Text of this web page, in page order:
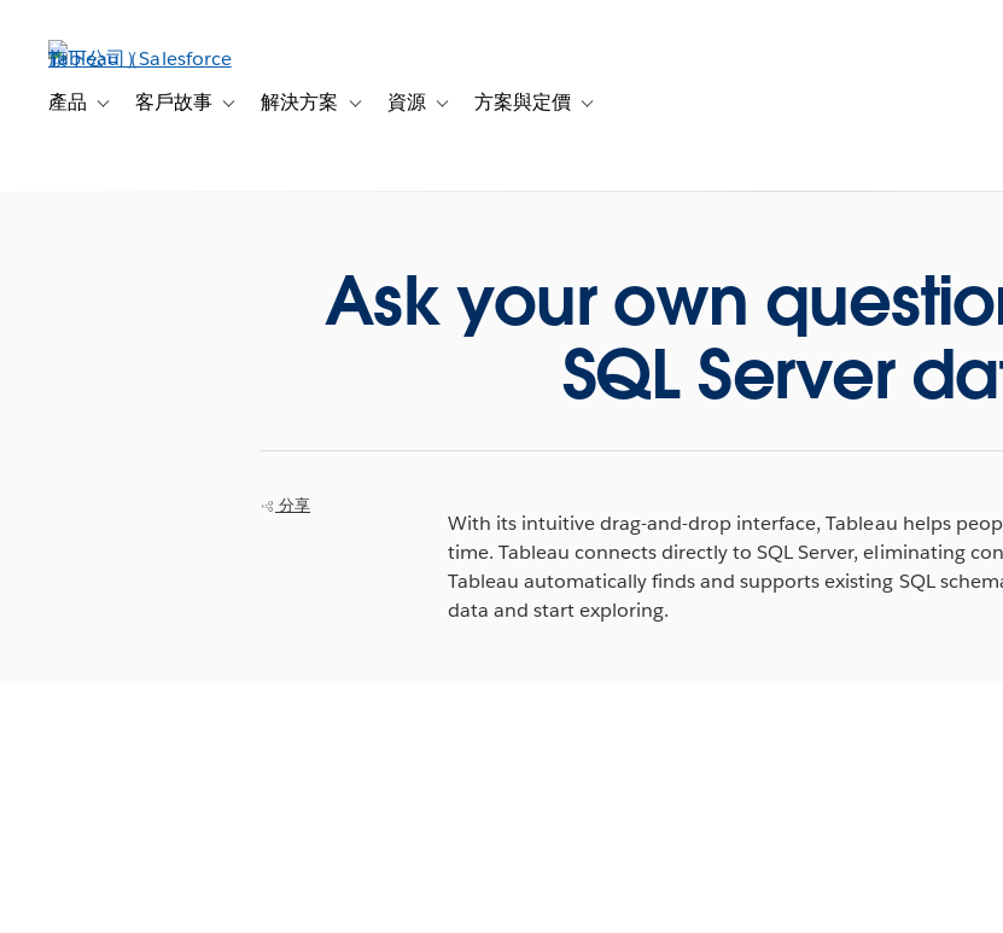
產品 Toggle sub-navigation for 產品
客戶故事 Toggle sub-navigation for 客戶故事
解決方案 Toggle sub-navigation for 解決方案
資源 Toggle sub-navigation for 資源
方案與定價 Toggle sub-navigation for 方案與定價
Ask your own
SQL Server
分享
With its intuitive drag-and-drop interface, Tableau helps
time. Tableau connects directly to SQL Server, eliminating
Tableau automatically finds and supports existing SQL
data and start exploring.